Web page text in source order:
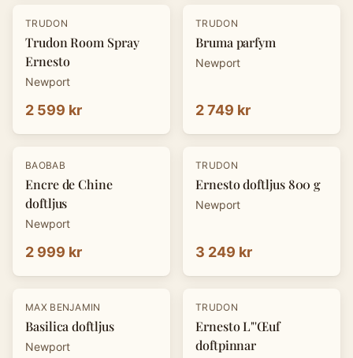
TRUDON
Trudon Room Spray
Ernesto
Newport
2 599 kr
TRUDON
Bruma parfym
Newport
2 749 kr
BAOBAB
Encre de Chine
doftljus
Newport
2 999 kr
TRUDON
Ernesto doftljus 800 g
Newport
3 249 kr
MAX BENJAMIN
Basilica doftljus
Newport
TRUDON
Ernesto L"'Œuf
doftpinnar